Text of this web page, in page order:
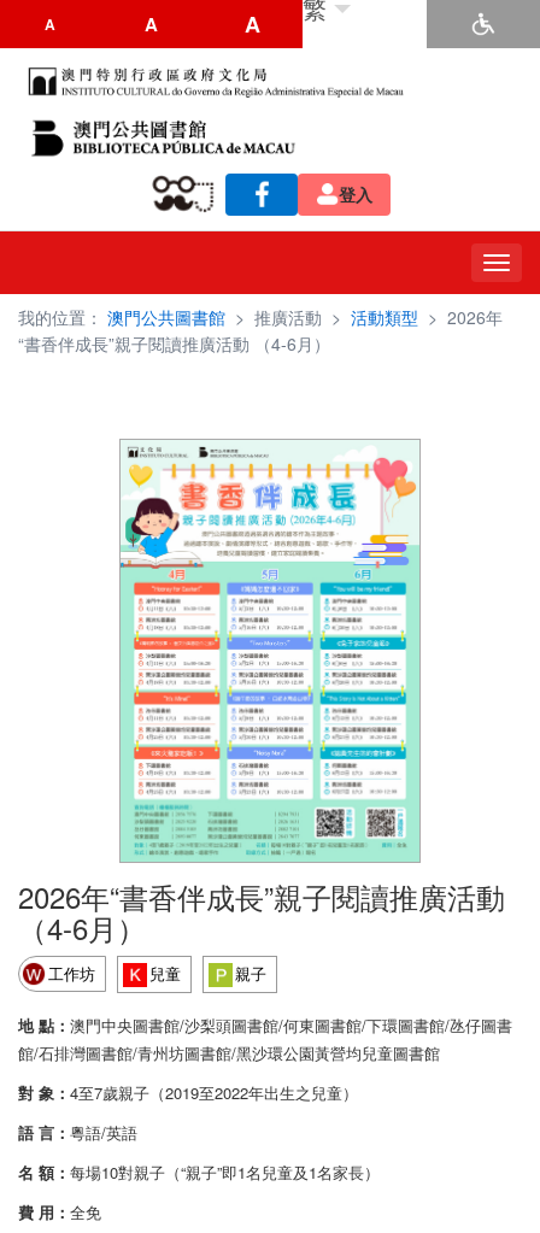
A A A 繁
登入
我的位置： 澳門公共圖書館 > 推廣活動 > 活動類型 > 2026年
“書香伴成長”親子閱讀推廣活動 （4-6月）
2026年“書香伴成長”親子閱讀推廣活動
（4-6月）
工作坊 兒童 親子
地 點： 澳門中央圖書館/沙梨頭圖書館/何東圖書館/下環圖書館/氹仔圖書
館/石排灣圖書館/青州坊圖書館/黑沙環公園黃營均兒童圖書館
對 象： 4至7歲親子（2019至2022年出生之兒童）
語 言： 粵語/英語
名 額： 每場10對親子（“親子”即1名兒童及1名家長）
費 用： 全免